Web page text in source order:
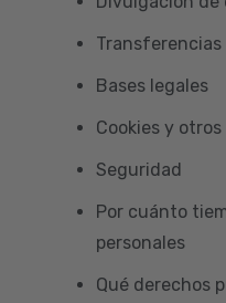
Bases legales
Cookies y
Seguridad
Por cuánto
personales
Qué derechos